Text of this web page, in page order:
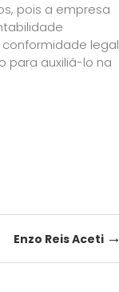
pois a empresa
legal
para auxiliá-lo na
Enzo Reis Aceti →